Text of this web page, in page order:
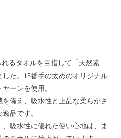
るタオルを目指して「天然素
た。15番手の太めのオリジナル
ーンを使用。
備え、吸水性と上品な柔らかさ
品です。
吸水性に優れた使い心地は、ま